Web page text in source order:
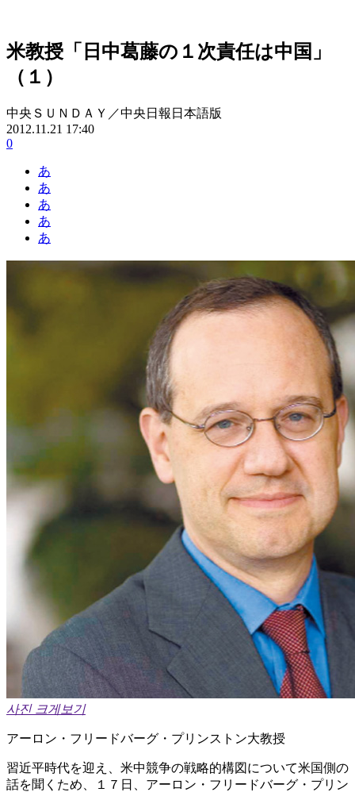
米教授「日中葛藤の１次責任は中国」
（１）
中央ＳＵＮＤＡＹ／中央日報日本語版
2012.11.21 17:40
0
あ
あ
あ
あ
あ
사진 크게보기
アーロン・フリードバーグ・プリンストン大教授
習近平時代を迎え、米中競争の戦略的構図について米国側の
話を聞くため、１７日、アーロン・フリードバーグ・プリン